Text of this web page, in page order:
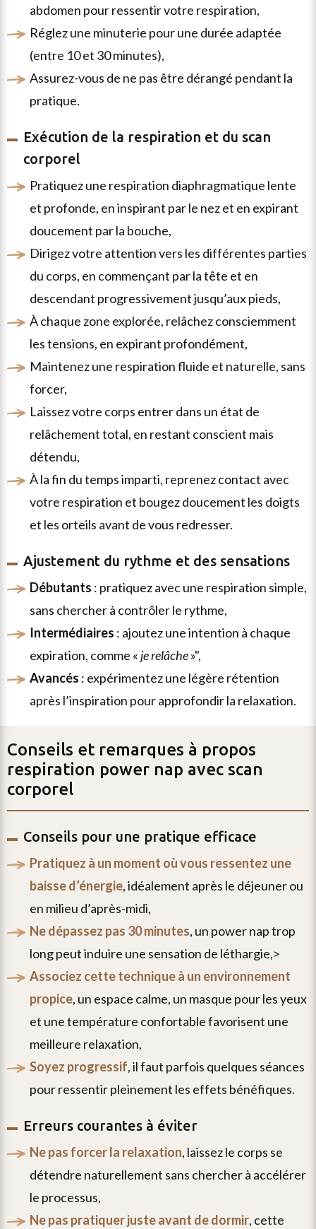
abdomen pour ressentir votre respiration,
réglez une minuterie pour une durée adaptée
(entre 10 et 30 minutes),
assurez-vous de ne pas être dérangé pendant la
pratique.
Exécution de la respiration et du scan
corporel
pratiquez une respiration diaphragmatique lente
et profonde, en inspirant par le nez et en expirant
doucement par la bouche,
dirigez votre attention vers les différentes parties
du corps, en commençant par la tête et en
descendant progressivement jusqu’aux pieds,
à chaque zone explorée, relâchez consciemment
les tensions, en expirant profondément,
maintenez une respiration fluide et naturelle, sans
forcer,
laissez votre corps entrer dans un état de
relâchement total, en restant conscient mais
détendu,
à la fin du temps imparti, reprenez contact avec
votre respiration et bougez doucement les doigts
et les orteils avant de vous redresser.
Ajustement du rythme et des sensations
débutants : pratiquez avec une respiration simple,
sans chercher à contrôler le rythme,
intermédiaires : ajoutez une intention à chaque
expiration, comme « je relâche»",
avancés : expérimentez une légère rétention
après l’inspiration pour approfondir la relaxation.
Conseils et remarques à propos
respiration power nap avec scan
corporel
Conseils pour une pratique efficace
pratiquez à un moment où vous ressentez une
baisse d’énergie, idéalement après le déjeuner ou
en milieu d’après-midi,
ne dépassez pas 30 minutes, un power nap trop
long peut induire une sensation de léthargie,>
associez cette technique à un environnement
propice, un espace calme, un masque pour les yeux
et une température confortable favorisent une
meilleure relaxation,
soyez progressif, il faut parfois quelques séances
pour ressentir pleinement les effets bénéfiques.
Erreurs courantes à éviter
ne pas forcer la relaxation, laissez le corps se
détendre naturellement sans chercher à accélérer
le processus,
ne pas pratiquer juste avant de dormir, cette